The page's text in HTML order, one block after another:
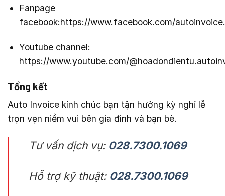
Fanpage
facebook:https://www.facebook.com/
Youtube channel:
https://www.youtube.com/
Tổng kết
Auto Invoice kính chúc bạn tận hưởng kỳ nghỉ lễ
trọn vẹn niềm vui bên gia đình và bạn bè.
Tư vấn dịch vụ: 028.7300.1069
Hỗ trợ kỹ thuật: 028.7300.1069